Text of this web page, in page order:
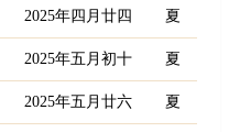
2025年四月廿四 夏
2025年五月初十 夏
2025年五月廿六 夏